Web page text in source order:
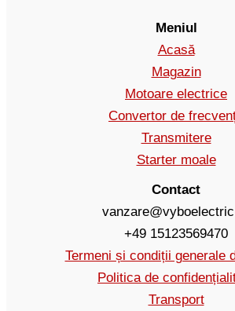
Meniul
Acasă
Magazin
Motoare electrice
Convertor de
Transmitere
Starter moale
Contact
+49 15123569470
Termeni și condiții generale
Politica de
Transport